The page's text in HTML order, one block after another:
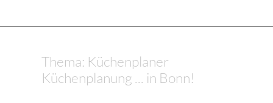
Thema: Küchenplaner
Küchenplanung ... in Bonn!